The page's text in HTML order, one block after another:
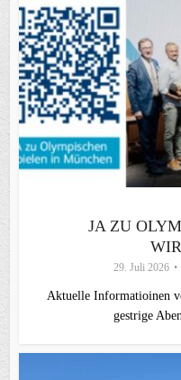
JA ZU
29. Juli 2026
Aktuelle Informatioinen
gestrige